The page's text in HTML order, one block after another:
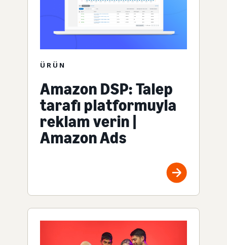
ÜRÜN
Amazon DSP: Talep
tarafı platformuyla
reklam verin |
Amazon Ads